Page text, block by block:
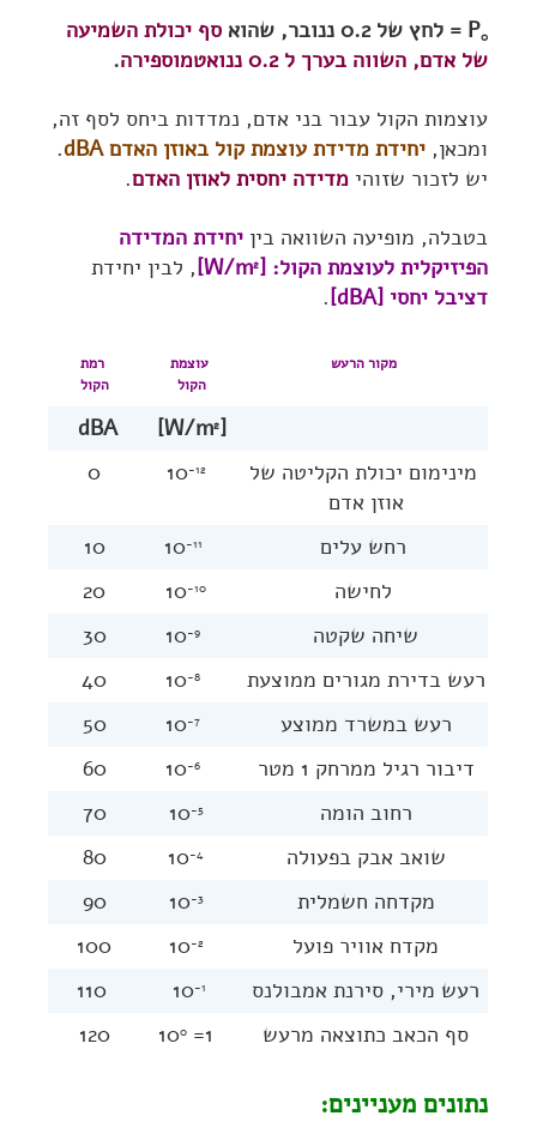
P0 = לחץ של 0.2 ננובר, שהוא
סף יכולת השמיעה
של אדם, השווה בערך ל 0.2 ננואטמוספירה
.
עוצמות הקול עבור בני אדם, נמדדות ביחס לסף זה,
ומכאן, יחידת מדידת עוצמת קול באוזן האדם dBA
.
יש לזכור שזוהי מדידה יחסית לאוזן האדם.
בטבלה, מופיעה השוואה בין יחידת המדידה
הפיזיקלית לעוצמת הקול: [W/m2
], לבין יחידת
דציבל יחסי [dBA]
.
מקור הרעש
עוצמת
הקול
רמת
הקול
[W/m
2
]
dBA
מינימום יכולת הקליטה של
אוזן אדם
10
-12
0
רחש עלים -11
10
לחישה
-10
20
שיחה שקטה
-9
30
רעש בדירת מגורים ממוצעת
-8
40
רעש במשרד ממוצע
-7
50
דיבור רגיל ממרחק 1 מטר
-6
60
רחוב הומה
10
-5
70
שואב אבק בפעולה
-4
80
מקדחה חשמלית
10
-3
90
מקדח אוויר פועל
10
-2
100
רעש מירי, סירנת אמבולנס
-1
110
סף הכאב כתוצאה מרעש
0
120
נתונים מעניינים: